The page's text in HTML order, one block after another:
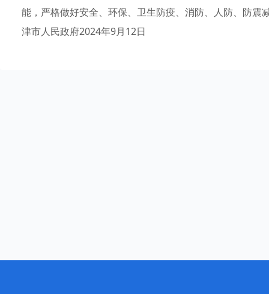
能，严格做好安全、环保、卫生防疫、消防、人防、防
津市人民政府2024年9月12日